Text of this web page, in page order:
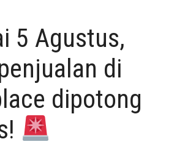
5 Agustus,
di
dipotong